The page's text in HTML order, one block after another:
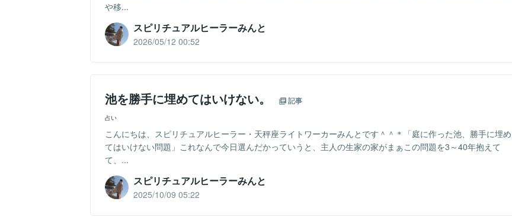
や移...
スピリチュアルヒーラーみんと
2026/05/12 00:52
池を勝手に埋めてはいけない。 記事
占い
こんにちは、スピリチュアルヒーラー・天秤座ライトワーカーみんとです＾＾＊「庭に作った池、勝手に埋め
てはいけない問題」これなんで今日選んだかっていうと、主人の生家の家がまぁこの問題を3～40年抱えて
て、...
スピリチュアルヒーラーみんと
2025/10/09 05:22